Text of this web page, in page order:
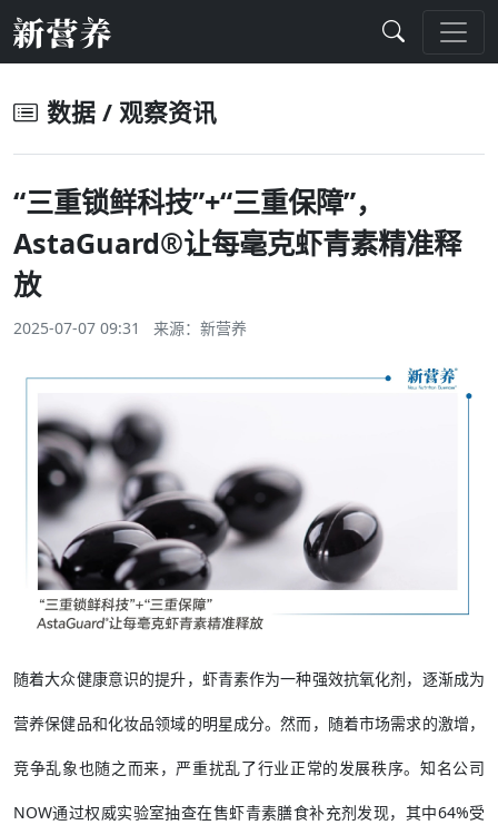
数据 / 观察资讯
“三重锁鲜科技”+“三重保障”，
AstaGuard®让每毫克虾青素精准释
放
2025-07-07 09:31 来源： 新营养
随着大众健康意识的提升，虾青素作为一种强效抗氧化剂，逐渐成为
营养保健品和化妆品领域的明星成分。然而，随着市场需求的激增，
竞争乱象也随之而来，严重扰乱了行业正常的发展秩序。知名公司
NOW通过权威实验室抽查在售虾青素膳食补充剂发现，其中64%受